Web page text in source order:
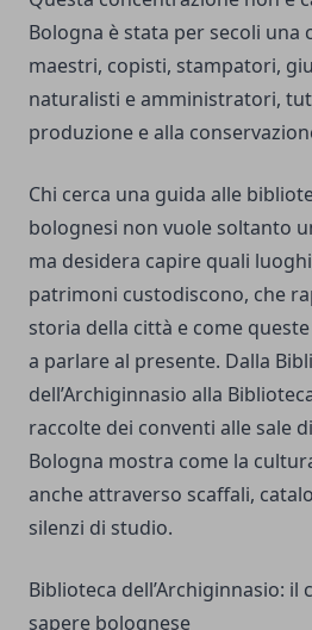
Bologna è stata per secoli una
maestri, copisti, stampatori,
naturalisti e amministratori,
produzione e alla
Chi cerca una guida alle
bolognesi non vuole soltanto
ma desidera capire quali
patrimoni custodiscono, che
storia della città e come
a parlare al presente. Dalla
dell’Archiginnasio alla
raccolte dei conventi alle sale
Bologna mostra come la
anche attraverso scaffali,
silenzi di studio.
Biblioteca dell’Archiginnasio: il
sapere bolognese